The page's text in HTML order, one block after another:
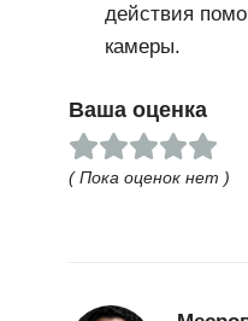
действия
камеры.
Ваша оценка
( Пока оценок нет )